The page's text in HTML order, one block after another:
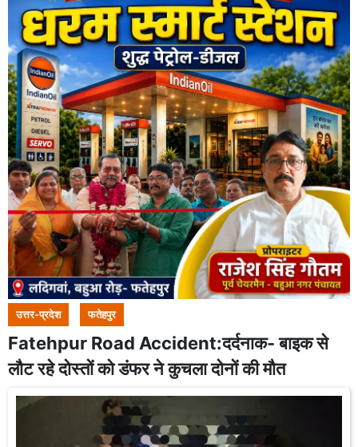
उत्तर-प्रदेश फतेहपुर
Fatehpur Road Accident:दर्दनाक- बाइक से
लौट रहे दोस्तों को डंफर ने कुचला दोनों की मौत